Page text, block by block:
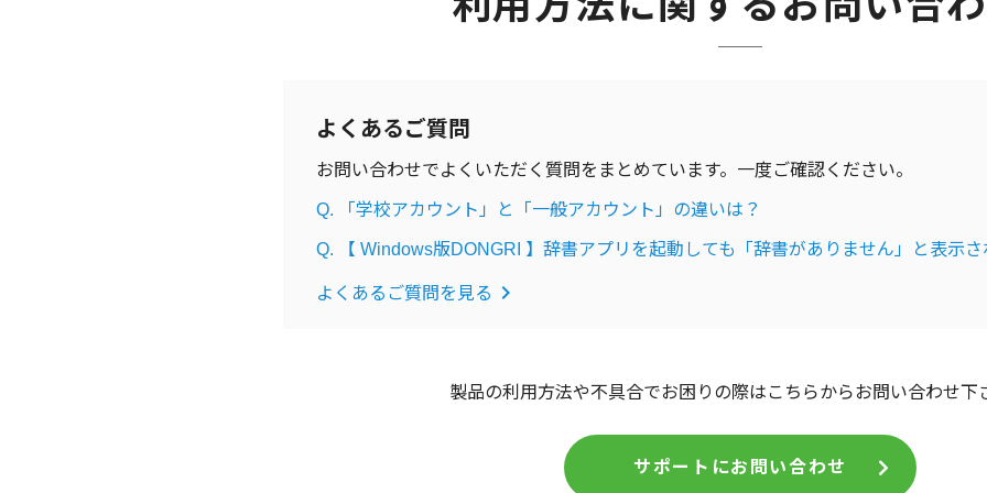
よくあるご質問
お問い合わせでよくいただく質問をまとめています。一度ご確認ください。
Q. 「学校アカウント」と「一般アカウント」の違いは？
Q. 【 Windows版DONGRI 】辞書アプリを起動しても「辞書がありません」と表示さ
よくあるご質問を見る keyboard_arrow_right
製品の利用方法や不具合でお困りの際はこちらからお問い合わせ下
サポートにお問い合わせ